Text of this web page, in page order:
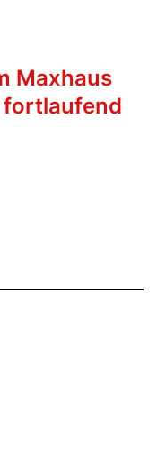
Maxhaus
fortlaufend